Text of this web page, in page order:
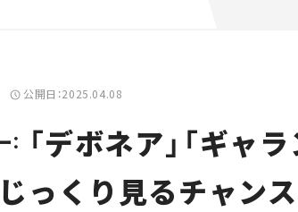
公開日：2025.04.08
「デボネア」「ギャ
っくり見るチャン